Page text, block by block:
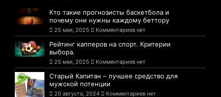
Кто такие прогнозисты баскетбола и
почему они нужны каждому беттору
25 мая, 2025 Комментариев нет
Рейтинг капперов на спорт. Критерии
выбора.
25 мая, 2025 Комментариев нет
Старый Капитан – лучшее средство для
мужской потенции
20 августа, 2024 Комментариев нет